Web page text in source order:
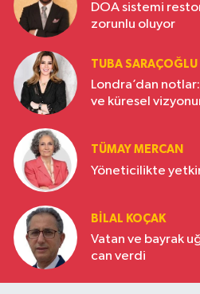
DOA sistemi
zorunlu oluyor
TUBA SARAÇOĞLU
Londra’dan
ve küresel
TÜMAY MERCAN
Yöneticilikte
BILAL KOÇAK
Vatan ve bayrak
can verdi